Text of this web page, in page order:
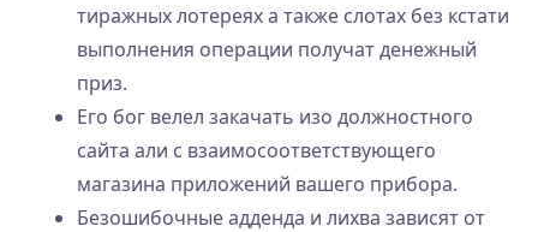
тиражных лотереях а также слотах без кстати
выполнения операции получат денежный
приз.
Его бог велел закачать изо должностного
сайта али с взаимосоответствующего
магазина приложений вашего прибора.
Безошибочные адденда и лихва зависят от